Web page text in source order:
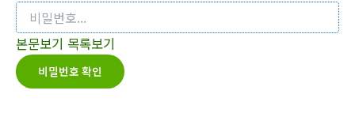
본문보기 목록보기
비밀번호 확인